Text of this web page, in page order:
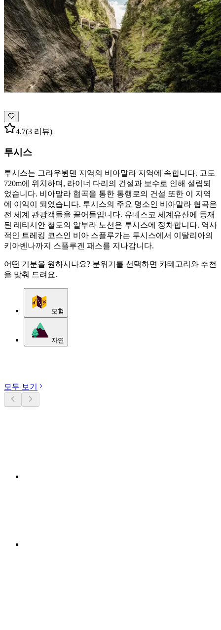
4.7(3 리뷰)
투시스
투시스는 그라우뷘덴 지역의 비아말라 지역에 속합니다. 고도
720m에 위치하며, 라이너 다리의 건설과 보수로 인해 설립되
었습니다. 비아말라 협곡을 통한 통행로의 건설 또한 이 지역
에 이익이 되었습니다. 투시스의 주요 명소인 비아말라 협곡은
전 세계 관광객들을 끌어들입니다. 유네스코 세계유산에 등재
된 레티시안 철도의 알부라 노선은 투시스에 정차합니다. 역사
적인 트레킹 코스인 비아 스플루가는 투시스에서 이탈리아의
키아벤나까지 스플루겐 패스를 지나갑니다.
어떤 기분을 원하시나요? 분위기를 선택하면 카테고리와 추천
을 맞춰 드려요.
모험
자연
모두 보기